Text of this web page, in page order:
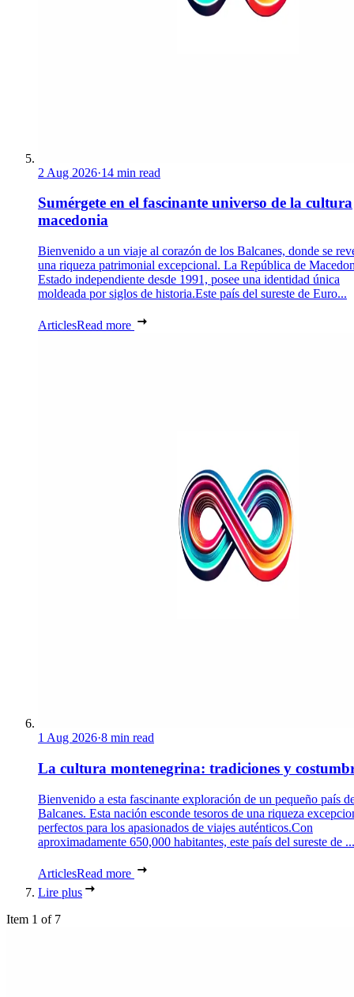
2 Aug 2026·14 min read
Sumérgete en el fascinante universo de la cultura
macedonia
Bienvenido a un viaje al corazón de los Balcanes, donde se
una riqueza patrimonial excepcional. La República de
Estado independiente desde 1991, posee una identidad única
moldeada por siglos de historia.Este país del sureste de Euro...
ArticlesRead more
1 Aug 2026·8 min read
La cultura montenegrina: tradiciones y
Bienvenido a esta fascinante exploración de un pequeño país
Balcanes. Esta nación esconde tesoros de una riqueza
perfectos para los apasionados de viajes auténticos.Con
aproximadamente 650,000 habitantes, este país del sureste de ...
ArticlesRead more
Lire plus
Item 1 of 7